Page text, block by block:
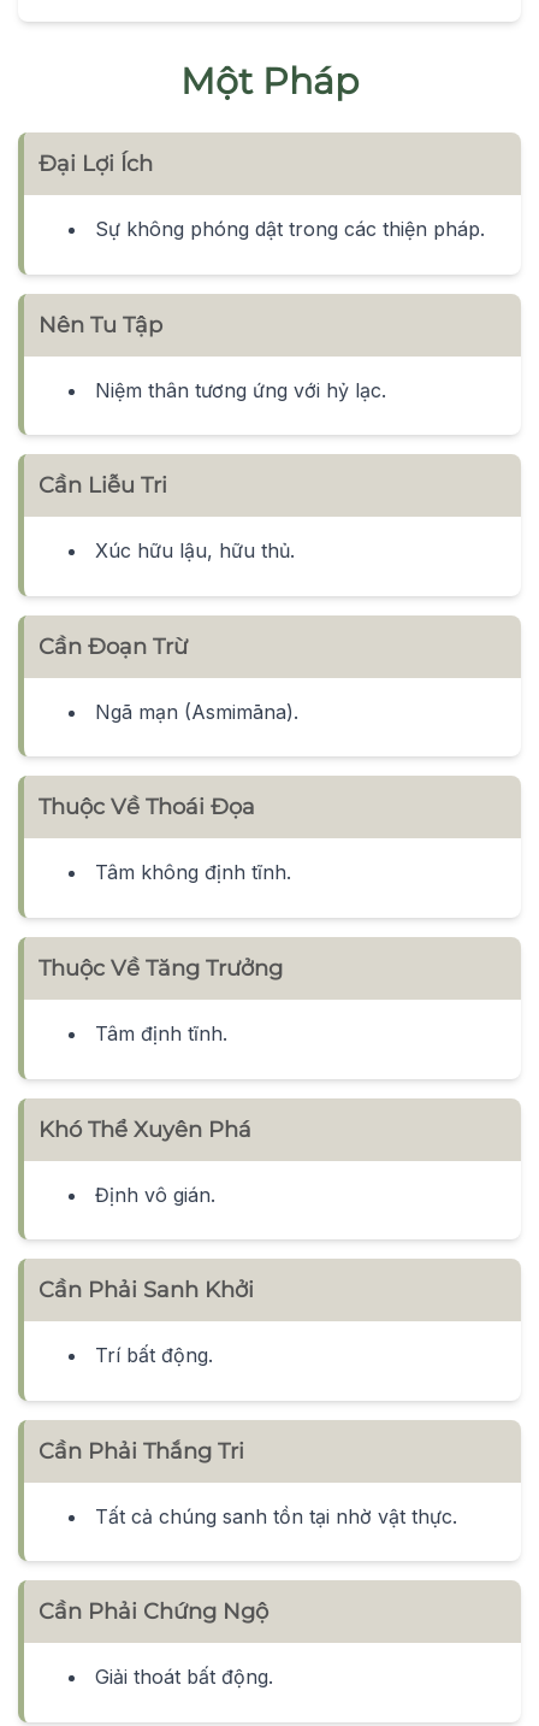
Một Pháp
Đại Lợi Ích
Sự không phóng dật trong các thiện pháp.
Nên Tu Tập
Niệm thân tương ứng với hỷ lạc.
Cần Liễu Tri
Xúc hữu lậu, hữu thủ.
Cần Đoạn Trừ
Ngã mạn (Asmimāna).
Thuộc Về Thoái Đọa
Tâm không định tĩnh.
Thuộc Về Tăng Trưởng
Tâm định tĩnh.
Khó Thể Xuyên Phá
Định vô gián.
Cần Phải Sanh Khởi
Trí bất động.
Cần Phải Thắng Tri
Tất cả chúng sanh tồn tại nhờ vật thực.
Cần Phải Chứng Ngộ
Giải thoát bất động.